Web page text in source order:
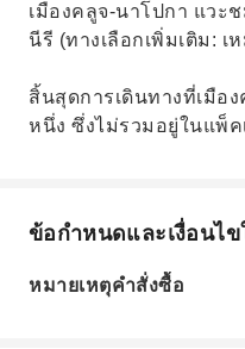
เมืองคลูจ-นาโปกา แวะ
นีรี (ทางเลือกเพิ่มเติม: เ
สิ้นสุดการเดินทางที่เมือ
หนึ่ง ซึ่งไม่รวมอยู่ในแพ็ค
ข้อกำหนดและเงื่อนไ
หมายเหตุคำสั่งซื้อ